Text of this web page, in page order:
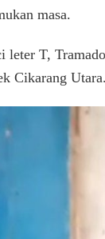
masa.
leter T,
Cikarang Utara.